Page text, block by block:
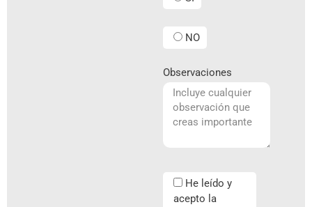
NO
Observaciones
He leído y
acepto la